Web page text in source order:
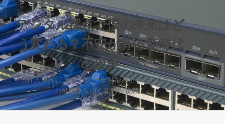
コ
ン
テ
ン
ツ
へ
ス
キ
ッ
デジタル採点で僕の未来はど
う変わる？不安が募る新時代
の現実
新しい時代、未来への一歩を踏み出そう。あなた
の可能性を開く新しい挑戦。
検
索
切
り
替
え